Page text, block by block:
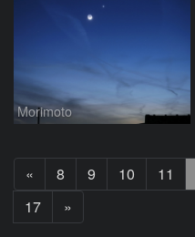
Morimoto
«
へ
8 9 10 11
17
»
へ